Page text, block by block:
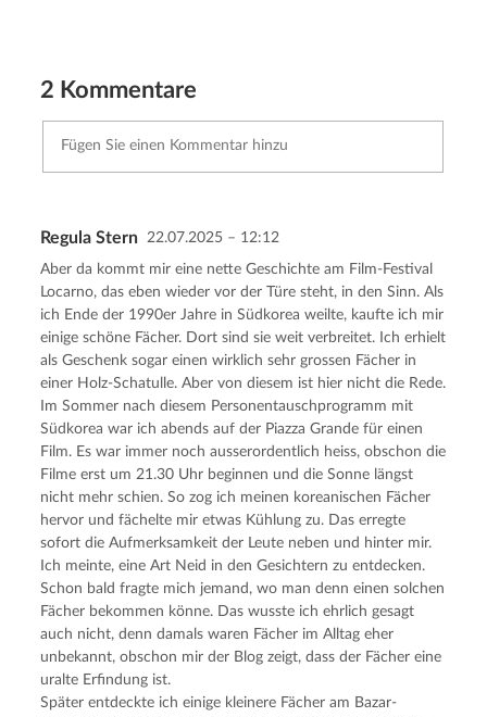
2 Kommentare
Abbrechen Kommentar senden
Regula Stern 22.07.2025 – 12:12
Aber da kommt mir eine nette Geschichte am Film-Festival
Locarno, das eben wieder vor der Türe steht, in den Sinn. Als
ich Ende der 1990er Jahre in Südkorea weilte, kaufte ich mir
einige schöne Fächer. Dort sind sie weit verbreitet. Ich erhielt
als Geschenk sogar einen wirklich sehr grossen Fächer in
einer Holz-Schatulle. Aber von diesem ist hier nicht die Rede.
Im Sommer nach diesem Personentauschprogramm mit
Südkorea war ich abends auf der Piazza Grande für einen
Film. Es war immer noch ausserordentlich heiss, obschon die
Filme erst um 21.30 Uhr beginnen und die Sonne längst
nicht mehr schien. So zog ich meinen koreanischen Fächer
hervor und fächelte mir etwas Kühlung zu. Das erregte
sofort die Aufmerksamkeit der Leute neben und hinter mir.
Ich meinte, eine Art Neid in den Gesichtern zu entdecken.
Schon bald fragte mich jemand, wo man denn einen solchen
Fächer bekommen könne. Das wusste ich ehrlich gesagt
auch nicht, denn damals waren Fächer im Alltag eher
unbekannt, obschon mir der Blog zeigt, dass der Fächer eine
uralte Erfindung ist.
Später entdeckte ich einige kleinere Fächer am Bazar-